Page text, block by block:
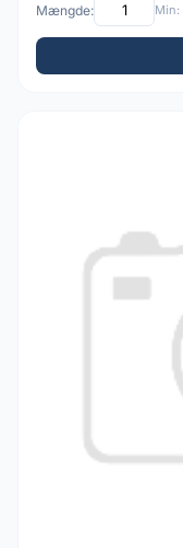
Mængde: Min: